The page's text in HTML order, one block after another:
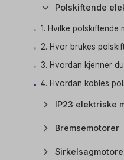
Polskiftende
1. Hvilke polskiftende
2. Hvor brukes
3. Hvordan kjenner
4. Hvordan kobles
IP23 elektriske
Bremsemotorer